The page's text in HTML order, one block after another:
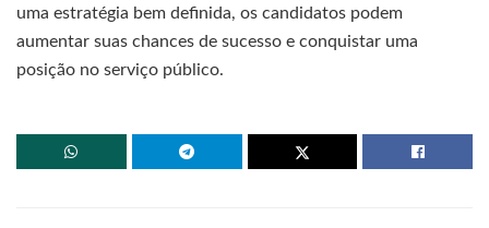
uma estratégia bem definida, os candidatos podem
aumentar suas chances de sucesso e conquistar uma
posição no serviço público.